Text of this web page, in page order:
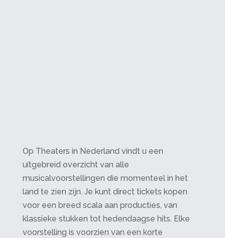
Op Theaters in Nederland vindt u een
uitgebreid overzicht van alle
musicalvoorstellingen die momenteel in het
land te zien zijn. Je kunt direct tickets kopen
voor een breed scala aan producties, van
klassieke stukken tot hedendaagse hits. Elke
voorstelling is voorzien van een korte